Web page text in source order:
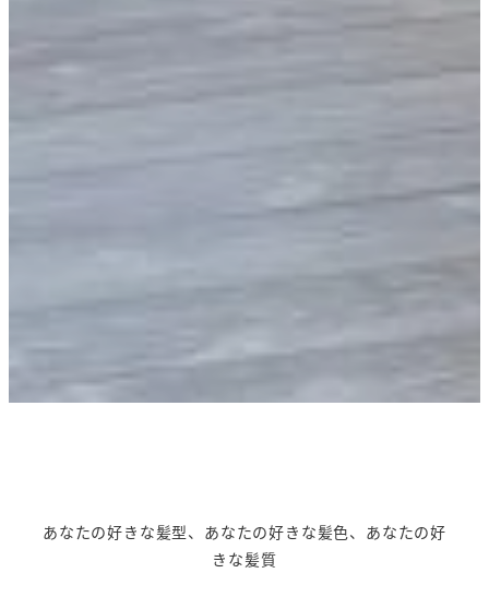
あなたの好きな髪型、あなたの好きな髪色、あなたの好
きな髪質